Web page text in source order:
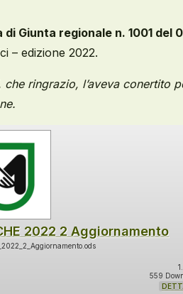
di Giunta regionale n. 1001 del
– edizione 2022.
che ringrazio, l’aveva conertito
2022 2 Aggiornamento
559